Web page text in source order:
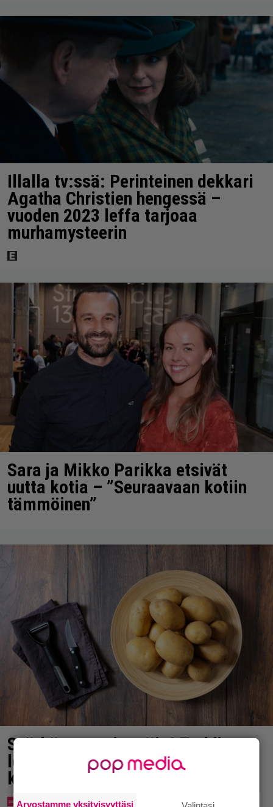
Illalla tv:ssä: Perinteinen dekkari
Agatha Christien hengessä –
vuoden 2023 leffa tarjoaa
murhamysteerin
Sara ja Mikko Parikka etsivät
uutta kotia – ”Seuraavaan kotiin
tämmöinen”
Syötkö perunoita näin? Tutkijat
löysivät yhteyden vakavaan
kansansairauteen
Arvostamme yksityisyyttäsi